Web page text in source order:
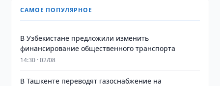
САМОЕ ПОПУЛЯРНОЕ
В Узбекистане предложили изменить
финансирование общественного транспорта
14:30 · 02/08
В Ташкенте переводят газоснабжение на